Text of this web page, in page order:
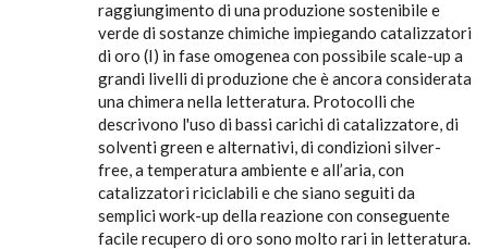
raggiungimento di una produzione sostenibile e
verde di sostanze chimiche impiegando catalizzatori
di oro (I) in fase omogenea con possibile scale-up a
grandi livelli di produzione che è ancora considerata
una chimera nella letteratura. Protocolli che
descrivono l'uso di bassi carichi di catalizzatore, di
solventi green e alternativi, di condizioni silver-
free, a temperatura ambiente e all’aria, con
catalizzatori riciclabili e che siano seguiti da
semplici work-up della reazione con conseguente
facile recupero di oro sono molto rari in letteratura.